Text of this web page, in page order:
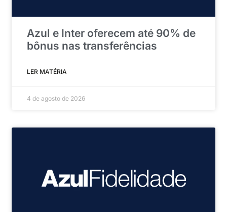
Azul e Inter oferecem até 90% de
bônus nas transferências
LER MATÉRIA
4 de agosto de 2026